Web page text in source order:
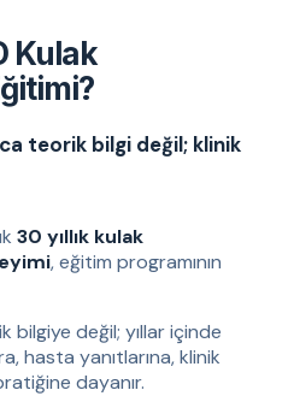
Kulak
teorik bilgi değil; klinik
30 yıllık kulak
, eğitim programının
bilgiye değil; yıllar içinde
hasta yanıtlarına, klinik
dayanır.